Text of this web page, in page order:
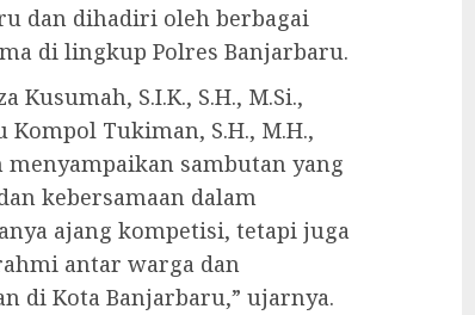
dan dihadiri oleh berbagai
di lingkup Polres Banjarbaru.
Kusumah, S.I.K., S.H., M.Si.,
Tukiman, S.H., M.H.,
sambutan yang
kebersamaan dalam
ajang kompetisi, tetapi juga
antar warga dan
di Kota Banjarbaru,” ujarnya.